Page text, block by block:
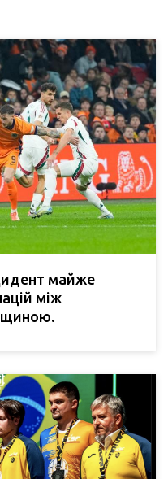
майже
між